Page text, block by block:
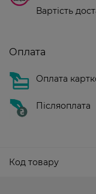
Вартість
Оплата
Оплата
Післяоплата
Код товару